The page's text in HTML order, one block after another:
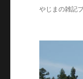
やじまの雑記